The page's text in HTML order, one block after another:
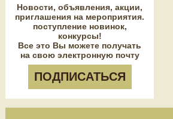
Новости, объявления, акции,
приглашения на мероприятия.
поступление новинок,
конкурсы!
Все это Вы можете получать
на свою электронную почту
ПОДПИСАТЬСЯ